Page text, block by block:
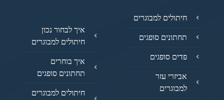
חיתולים למבוגרים
תחתונים סופגים
פדים סופגים
אביזרי עזר
למבוגרים
איך לבחור נכון
חיתולים למבוגרים
איך בוחרים
תחתונים סופגים
חיתולים למבוגרים